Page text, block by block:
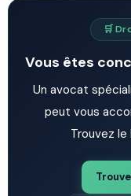
🛒
Vous êtes
Un avocat
peut vous
Trouvez